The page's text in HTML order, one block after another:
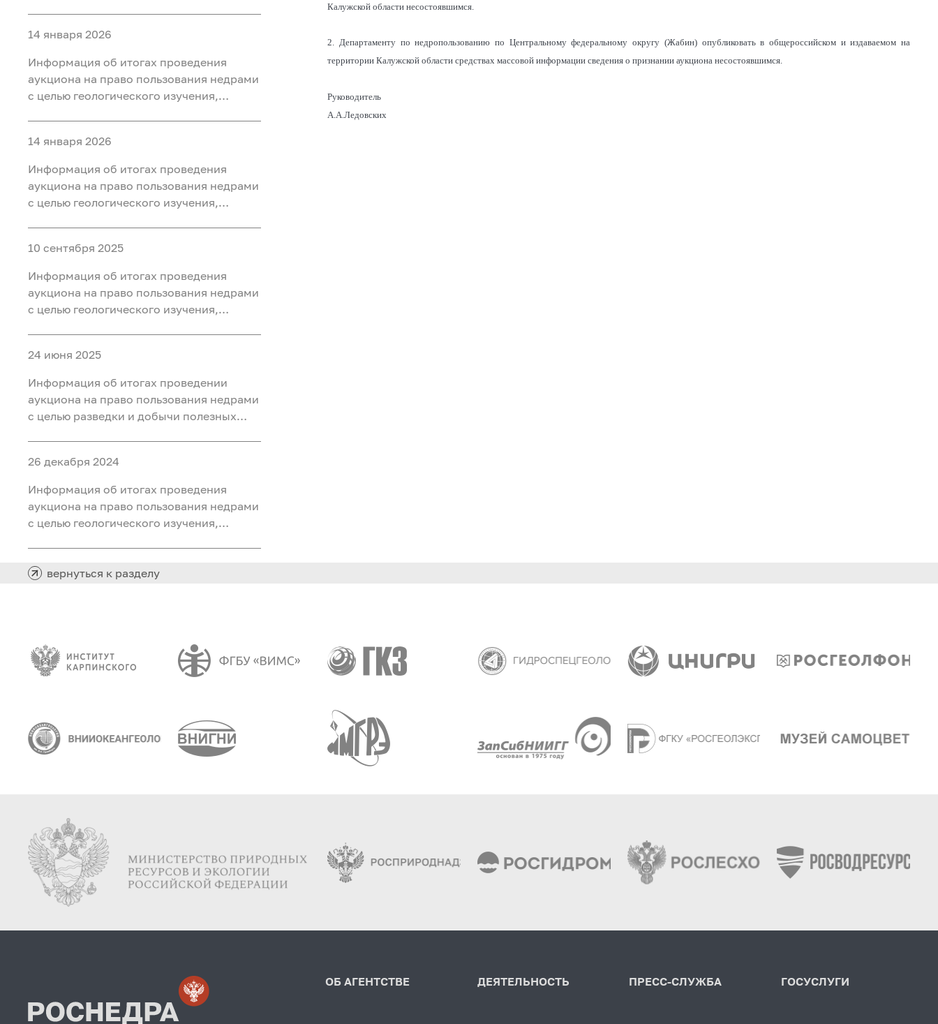
«Сергинский 9», расположенного на
территории Белоярского района Ханты-
Мансийского автономного округа - Югры
14 января 2026
Информация об итогах проведения
аукциона на право пользования недрами
с целью геологического изучения,
«Западно-Нятлонгский»,
расположенного на территории
Сургутского района Ханты-Мансийского
автономного округа - Югры
14 января 2026
Информация об итогах проведения
аукциона на право пользования недрами
с целью геологического изучения,
«Восточно-Камский», расположенного
на территории Ханты-Мансийского
района Ханты-Мансийского
автономного округа - Югры
10 сентября 2025
Информация об итогах проведения
аукциона на право пользования недрами
с целью геологического изучения,
«Бобровый», расположенного в
Уватском районе Тюменской области
24 июня 2025
Информация об итогах проведении
аукциона на право пользования недрами
с целью разведки и добычи полезных
недр «Северный 2 Шадринского
месторождения» в Курганской области
26 декабря 2024
Информация об итогах проведения
аукциона на право пользования недрами
с целью геологического изучения,
«Южно-Хангокуртский» в Ханты-
Калужской области несостоявшимся.
2. Департаменту по недропользованию по Центральному федеральному округу (Жабин) опубликовать в общероссийском и издаваемом на
территории Калужской области средствах массовой информации сведения о признании аукциона несостоявшимся.
Руководитель
А.А.Ледовских
вернуться к разделу
ОБ АГЕНТСТВЕ ДЕЯТЕЛЬНОСТЬ ПРЕСС-СЛУЖБА ГОСУСЛУГИ